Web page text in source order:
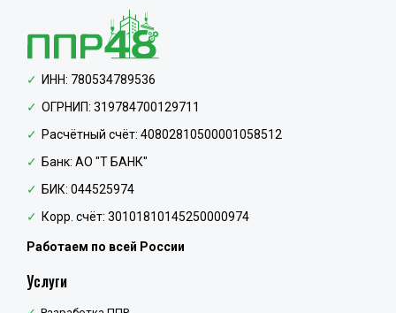
ИНН: 780534789536
ОГРНИП: 319784700129711
Расчётный счёт: 40802810500001058512
Банк: АО "Т БАНК"
БИК: 044525974
Корр. счёт: 30101810145250000974
Работаем по всей России
Услуги